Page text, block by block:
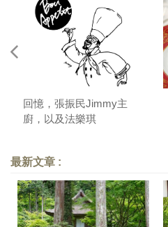
回憶，張振民Jimmy主
廚，以及法樂琪
最新文章 :